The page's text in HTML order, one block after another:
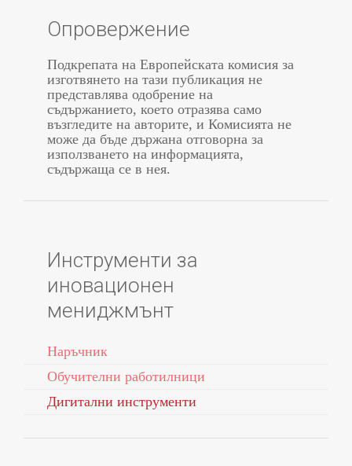
Опровержение
Подкрепата на Европейската комисия за
изготвянето на тази публикация не
представлява одобрение на
съдържанието, което отразява само
възгледите на авторите, и Комисията не
може да бъде държана отговорна за
използването на информацията,
съдържаща се в нея.
Инструменти за
иновационен
мениджмънт
Наръчник
Обучителни работилници
Дигитални инструменти